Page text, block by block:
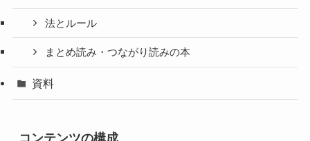
法とルール
まとめ読み・つながり読みの本
資料
コンテンツの構成